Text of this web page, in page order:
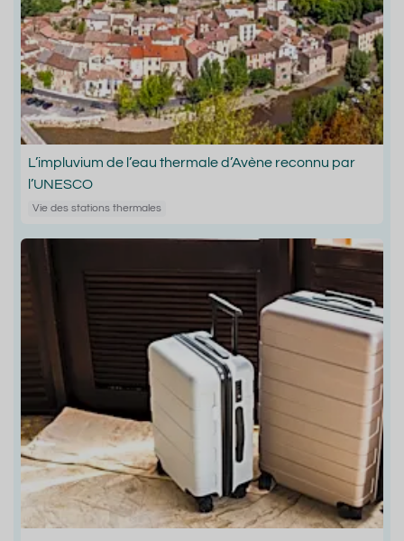
L’impluvium de l’eau thermale d’Avène reconnu par
l’UNESCO
Vie des stations thermales